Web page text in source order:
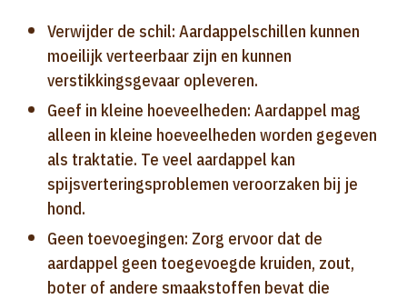
Verwijder de schil: Aardappelschillen kunnen
moeilijk verteerbaar zijn en kunnen
verstikkingsgevaar opleveren.
Geef in kleine hoeveelheden: Aardappel mag
alleen in kleine hoeveelheden worden gegeven
als traktatie. Te veel aardappel kan
spijsverteringsproblemen veroorzaken bij je
hond.
Geen toevoegingen: Zorg ervoor dat de
aardappel geen toegevoegde kruiden, zout,
boter of andere smaakstoffen bevat die